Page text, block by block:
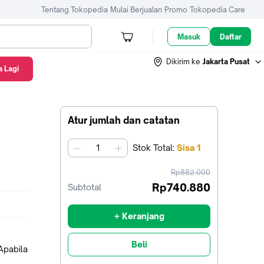
Tentang Tokopedia Mulai Berjualan Promo Tokopedia Care
Masuk Daftar
Dikirim ke Jakarta Pusat
Atur jumlah dan catatan
jumlah Stok Total: Sisa 1
harga
sebelum
Rp882.000
Subtotal Rp740.880
+ Keranjang
Beli
Lagi